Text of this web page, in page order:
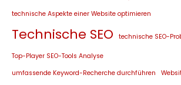
technische Aspekte einer Website optimieren
Technische SEO technische SEO-
Top-Player SEO-Tools Analyse
umfassende Keyword-Recherche durchführen